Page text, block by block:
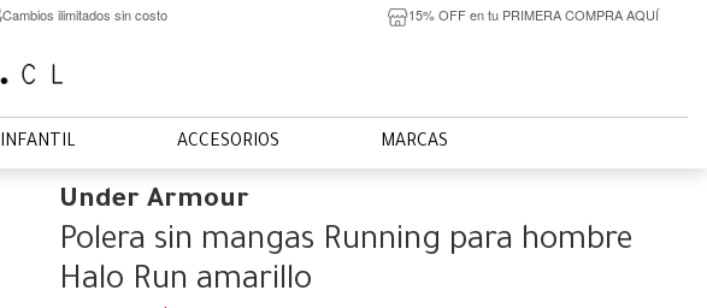
Cambios ilimitados sin costo 15% OFF en tu PRIMERA COMPRA AQUÍ
INFANTIL ACCESORIOS MARCAS
Under Armour
Polera sin mangas Running para hombre
Halo Run amarillo